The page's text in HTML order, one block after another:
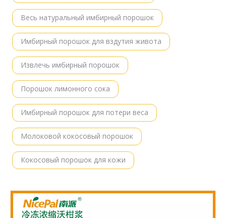
Весь натуральный имбирный порошок
Имбирный порошок для вздутия живота
Извлечь имбирный порошок
Порошок лимонного сока
Имбирный порошок для потери веса
Молоковой кокосовый порошок
Кокосовый порошок для кожи